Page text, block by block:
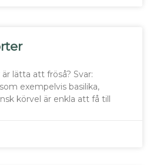
lätta att fröså? Svar:
exempelvis basilika,
körvel är enkla att få till